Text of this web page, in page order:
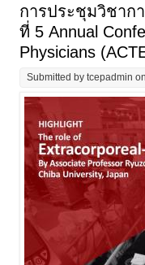
การประชุมวิชาก
ที่ 5 Annual
Physicians
Submitted bytcepadmin